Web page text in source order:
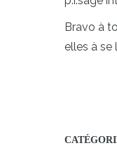
Bravo à
elles à se